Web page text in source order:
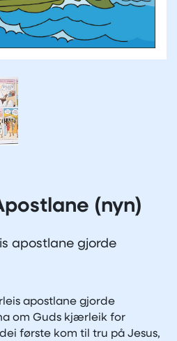
(nyn)
apostlane gjorde
apostlane gjorde
om Guds kjærleik for
første kom til tru på Jesus,